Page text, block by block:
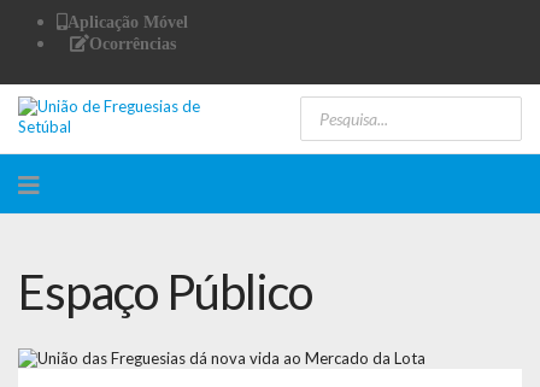
Aplicação Móvel
Ocorrências
Espaço Público